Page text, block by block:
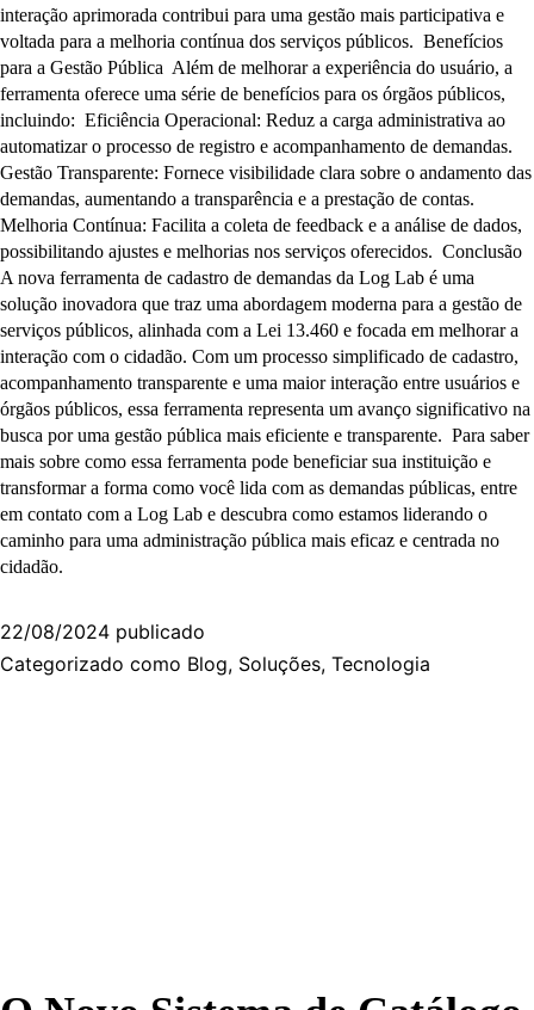
interação aprimorada contribui para uma gestão mais participativa e
voltada para a melhoria contínua dos serviços públicos. Benefícios
para a Gestão Pública Além de melhorar a experiência do usuário, a
ferramenta oferece uma série de benefícios para os órgãos públicos,
incluindo: Eficiência Operacional: Reduz a carga administrativa ao
automatizar o processo de registro e acompanhamento de demandas.
Gestão Transparente: Fornece visibilidade clara sobre o andamento das
demandas, aumentando a transparência e a prestação de contas.
Melhoria Contínua: Facilita a coleta de feedback e a análise de dados,
possibilitando ajustes e melhorias nos serviços oferecidos. Conclusão
A nova ferramenta de cadastro de demandas da Log Lab é uma
solução inovadora que traz uma abordagem moderna para a gestão de
serviços públicos, alinhada com a Lei 13.460 e focada em melhorar a
interação com o cidadão. Com um processo simplificado de cadastro,
acompanhamento transparente e uma maior interação entre usuários e
órgãos públicos, essa ferramenta representa um avanço significativo na
busca por uma gestão pública mais eficiente e transparente. Para saber
mais sobre como essa ferramenta pode beneficiar sua instituição e
transformar a forma como você lida com as demandas públicas, entre
em contato com a Log Lab e descubra como estamos liderando o
caminho para uma administração pública mais eficaz e centrada no
cidadão.
22/08/2024 publicado
Categorizado como Blog, Soluções, Tecnologia